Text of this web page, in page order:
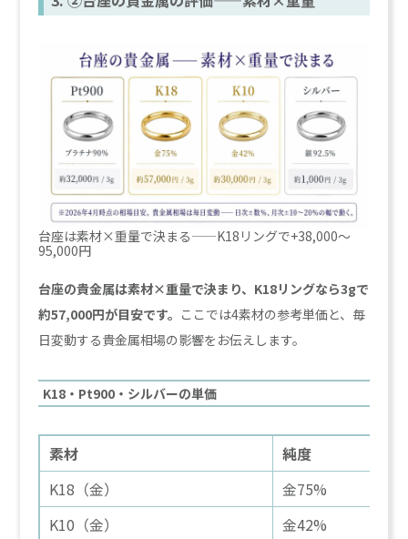
台座は素材×重量で決まる——K18リングで+38,000〜
95,000円
台座の貴金属は素材×重量で決まり、K18リングなら3gで
約57,000円が目安です。 ここでは4素材の参考単価と、毎
日変動する貴金属相場の影響をお伝えします。
K18・Pt900・シルバーの単価
素材
純度
K18（金）
金75%
K10（金）
金42%